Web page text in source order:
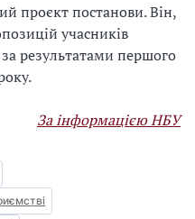
проєкт постанови. Він,
учасників
результатами першого
За інформацією НБУ